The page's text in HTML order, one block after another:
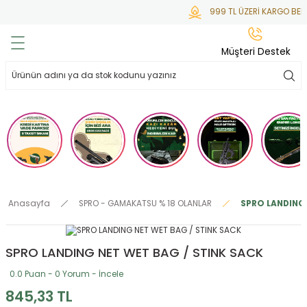
999 TL ÜZERİ KARGO
Anasayfa SPRO - GAMAKATSU % 18 OLANLAR SPRO
SPRO LANDING NET WET BAG / STINK SACK
0.0 Puan - 0 Yorum - İncele
845,33 TL